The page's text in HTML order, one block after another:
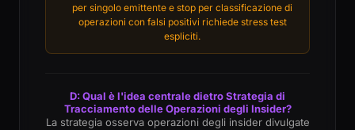
per singolo emittente e stop per classificazione di
operazioni con falsi positivi richiede stress test
espliciti.
D: Qual è l'idea centrale dietro Strategia di
Tracciamento delle Operazioni degli Insider?
La strategia osserva operazioni degli insider divulgate